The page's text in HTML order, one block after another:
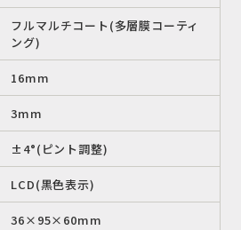
フルマルチコート(多層膜コーティ
ング)
16mm
3mm
±4°(ピント調整)
LCD(黒色表示)
36×95×60mm